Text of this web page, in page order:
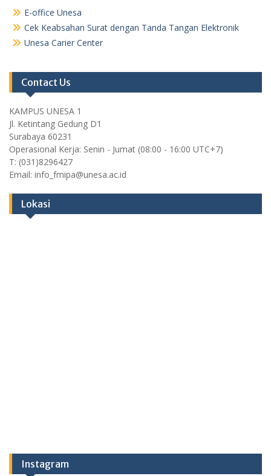
E-office Unesa
Cek Keabsahan Surat dengan Tanda Tangan Elektronik
Unesa Carier Center
Contact Us
KAMPUS UNESA 1
Jl. Ketintang Gedung D1
Surabaya 60231
Operasional Kerja: Senin - Jumat (08:00 - 16:00 UTC+7)
T: (031)8296427
Email: info_fmipa@unesa.ac.id
Lokasi
Instagram